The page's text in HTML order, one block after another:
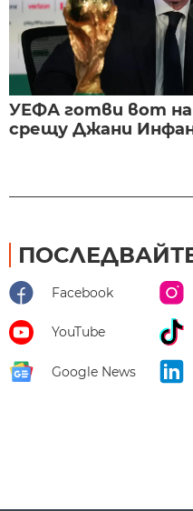
УЕФА готви вот на
срещу Джани
Facebook
YouTube
Google News